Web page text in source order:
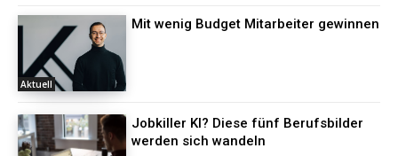
Aktuell
Mit wenig Budget Mitarbeiter gewinnen
Jobkiller KI? Diese fünf Berufsbilder
werden sich wandeln